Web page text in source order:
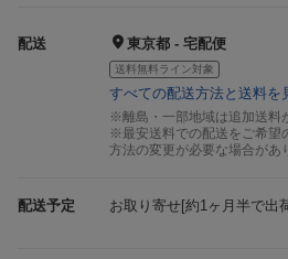
配送 東京都 - 宅配便
送料無料ライン対象
すべての配送方法と送料を
※離島・一部地域は追加送料
※最安送料での配送をご希望
方法の変更が必要な場合があ
配送予定 お取り寄せ[約1ヶ月半で出